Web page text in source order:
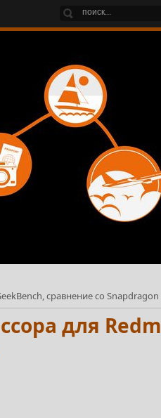
сравнение со Snapdragon
для